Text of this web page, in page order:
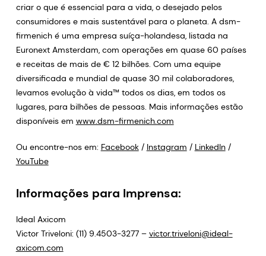
criar o que é essencial para a vida, o desejado pelos
consumidores e mais sustentável para o planeta. A dsm-
firmenich é uma empresa suíça-holandesa, listada na
Euronext Amsterdam, com operações em quase 60 países
e receitas de mais de € 12 bilhões. Com uma equipe
diversificada e mundial de quase 30 mil colaboradores,
levamos evolução à vida™ todos os dias, em todos os
lugares, para bilhões de pessoas. Mais informações estão
disponíveis em www.dsm-firmenich.com
Ou encontre-nos em: Facebook/ Instagram / LinkedIn/
YouTube
Informações para Imprensa:
Ideal Axicom
Victor Triveloni: (11) 9.4503-3277 – victor.triveloni@ideal-
axicom.com